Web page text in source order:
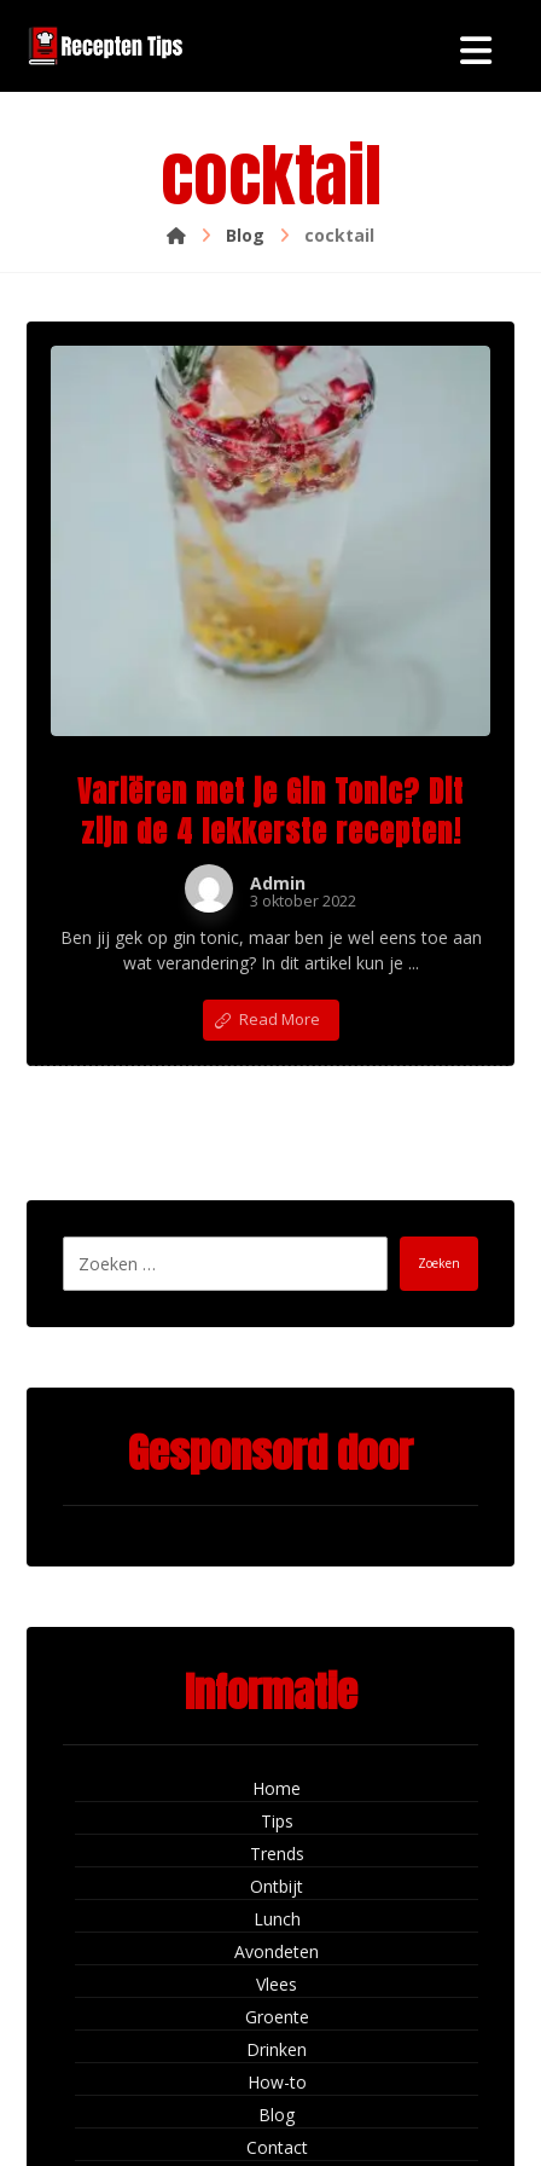
cocktail
Blog cocktail
Variëren met je Gin Tonic? Dit
zijn de 4 lekkerste recepten!
Admin
3 oktober 2022
Ben jij gek op gin tonic, maar ben je wel eens toe aan
wat verandering? In dit artikel kun je ...
Read More
Zoeken
Gesponsord door
Informatie
Home
Tips
Trends
Ontbijt
Lunch
Avondeten
Vlees
Groente
Drinken
How-to
Blog
Contact